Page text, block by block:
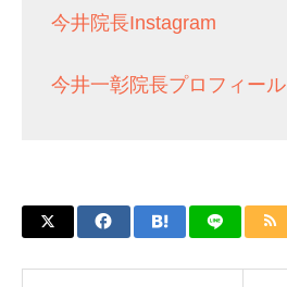
今井院長Instagram
今井一彰院長プロフィール